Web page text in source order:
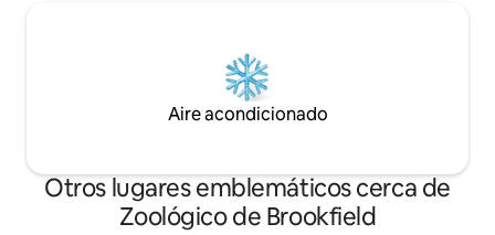
Aire acondicionado
Otros lugares emblemáticos cerca de
Zoológico de Brookfield